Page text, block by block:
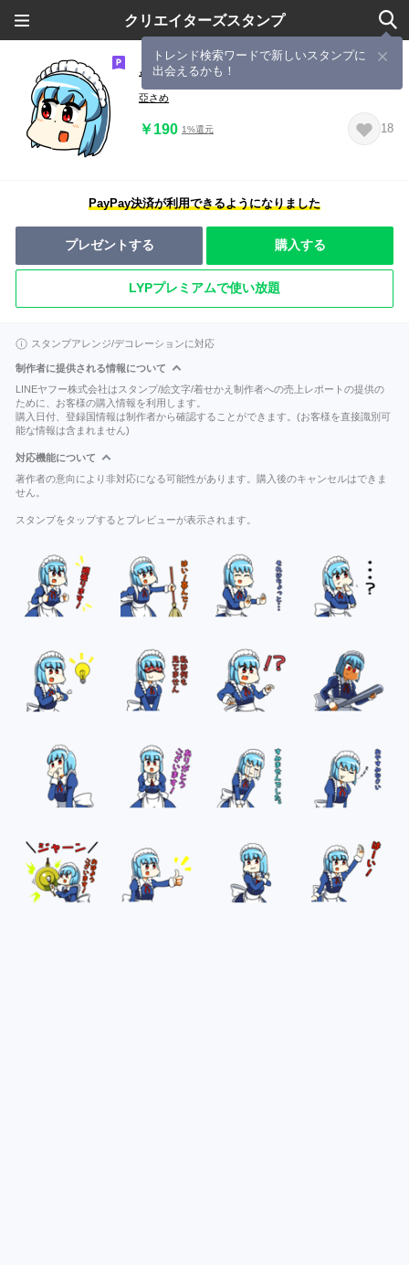
クリエイターズスタンプ
トレンド検索ワードで新しいスタンプに
出会えるかも！
青髪めいどさんの日常
亞さめ
￥190 1%還元 18
PayPay決済が利用できるようになりました
プレゼントする 購入する
LYPプレミアムで使い放題
スタンプアレンジ/デコレーションに対応
制作者に提供される情報について
LINEヤフー株式会社はスタンプ/絵文字/着せかえ制作者への売上レポートの提供の
ために、お客様の購入情報を利用します。
購入日付、登録国情報は制作者から確認することができます。(お客様を直接識別可
能な情報は含まれません)
対応機能について
著作者の意向により非対応になる可能性があります。購入後のキャンセルはできま
せん。
スタンプをタップするとプレビューが表示されます。